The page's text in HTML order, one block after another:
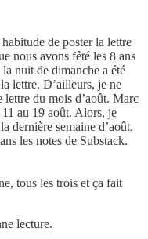
de poster la lettre
nous avons fêté les 8 ans
nuit de dimanche a été
lettre. D’ailleurs, je ne
lettre du mois d’août. Marc
au 19 août. Alors, je
dernière semaine d’août.
les notes de Substack.
tous les trois et ça fait
lecture.